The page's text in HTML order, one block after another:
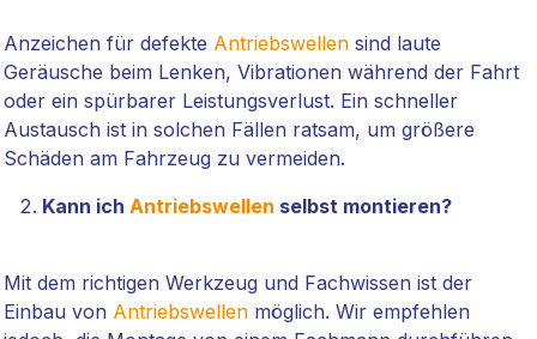
Anzeichen für defekte Antriebswellensind laute
Geräusche beim Lenken, Vibrationen während der Fahrt
oder ein spürbarer Leistungsverlust. Ein schneller
Austausch ist in solchen Fällen ratsam, um größere
Schäden am Fahrzeug zu vermeiden.
Kann ich Antriebswellen selbst montieren?
Mit dem richtigen Werkzeug und Fachwissen ist der
Einbau von Antriebswellenmöglich. Wir empfehlen